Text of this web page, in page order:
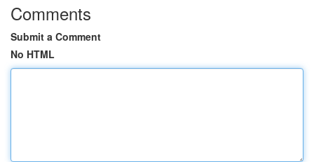
Comments
Submit a Comment
No HTML